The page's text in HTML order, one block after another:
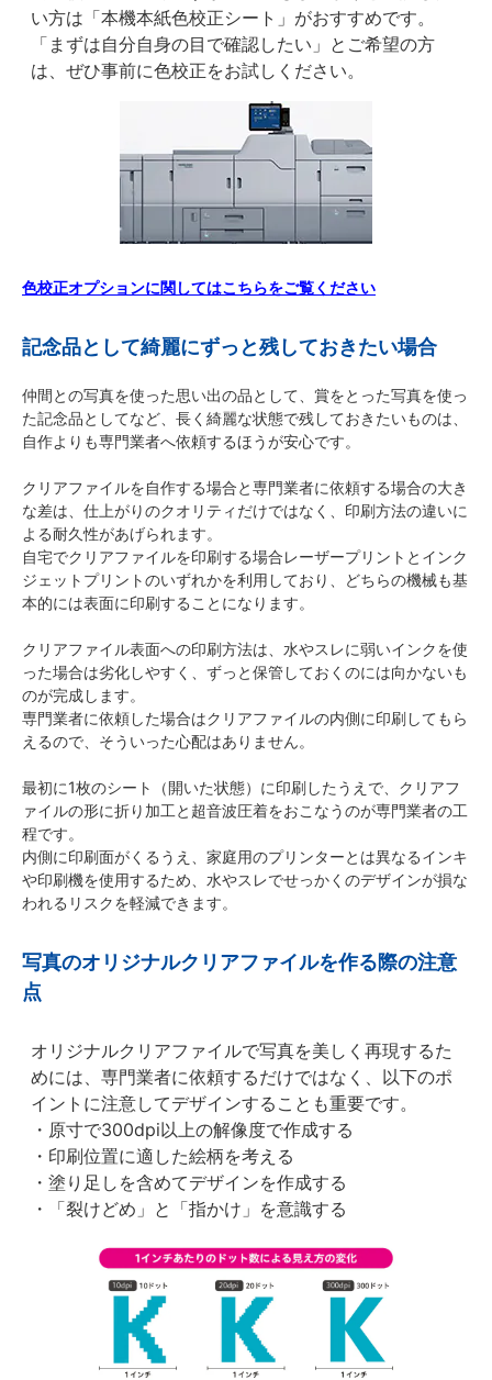
い方は「本機本紙色校正シート」がおすすめです。
「まずは自分自身の目で確認したい」とご希望の方
は、ぜひ事前に色校正をお試しください。
色校正オプションに関してはこちらをご覧ください
記念品として綺麗にずっと残しておきたい場合
仲間との写真を使った思い出の品として、賞をとった写真を使っ
た記念品としてなど、長く綺麗な状態で残しておきたいものは、
自作よりも専門業者へ依頼するほうが安心です。
クリアファイルを自作する場合と専門業者に依頼する場合の大き
な差は、仕上がりのクオリティだけではなく、印刷方法の違いに
よる耐久性があげられます。
自宅でクリアファイルを印刷する場合レーザープリントとインク
ジェットプリントのいずれかを利用しており、どちらの機械も基
本的には表面に印刷することになります。
クリアファイル表面への印刷方法は、水やスレに弱いインクを使
った場合は劣化しやすく、ずっと保管しておくのには向かないも
のが完成します。
専門業者に依頼した場合はクリアファイルの内側に印刷してもら
えるので、そういった心配はありません。
最初に1枚のシート（開いた状態）に印刷したうえで、クリアフ
ァイルの形に折り加工と超音波圧着をおこなうのが専門業者の工
程です。
内側に印刷面がくるうえ、家庭用のプリンターとは異なるインキ
や印刷機を使用するため、水やスレでせっかくのデザインが損な
われるリスクを軽減できます。
写真のオリジナルクリアファイルを作る際の注意
点
オリジナルクリアファイルで写真を美しく再現するた
めには、専門業者に依頼するだけではなく、以下のポ
イントに注意してデザインすることも重要です。
・原寸で300dpi以上の解像度で作成する
・印刷位置に適した絵柄を考える
・塗り足しを含めてデザインを作成する
・「裂けどめ」と「指かけ」を意識する